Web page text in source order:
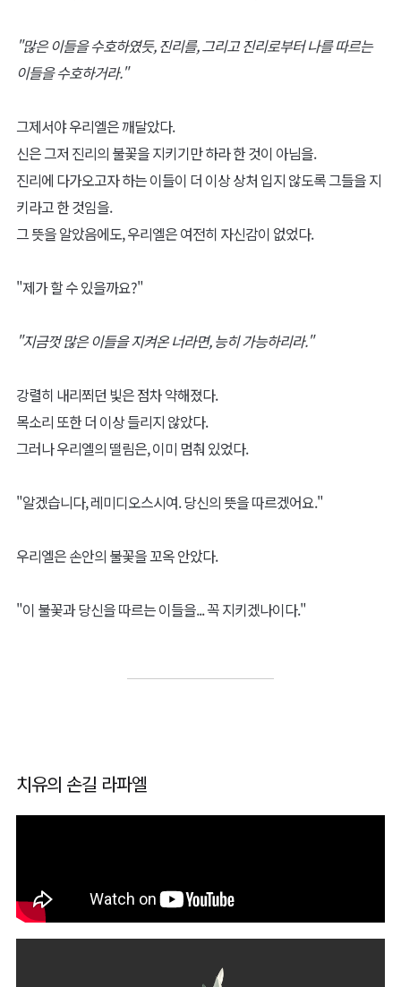
"많은 이들을 수호하였듯, 진리를, 그리고 진리로부터 나를 따르는
이들을 수호하거라."
그제서야 우리엘은 깨달았다.
신은 그저 진리의 불꽃을 지키기만 하라 한 것이 아님을.
진리에 다가오고자 하는 이들이 더 이상 상처 입지 않도록 그들을 지
키라고 한 것임을.
그 뜻을 알았음에도, 우리엘은 여전히 자신감이 없었다.
"제가 할 수 있을까요?"
"지금껏 많은 이들을 지켜온 너라면, 능히 가능하리라."
강렬히 내리쬐던 빛은 점차 약해졌다.
목소리 또한 더 이상 들리지 않았다.
그러나 우리엘의 떨림은, 이미 멈춰 있었다.
"알겠습니다, 레미디오스시여. 당신의 뜻을 따르겠어요."
우리엘은 손안의 불꽃을 꼬옥 안았다.
"이 불꽃과 당신을 따르는 이들을... 꼭 지키겠나이다."
치유의 손길 라파엘